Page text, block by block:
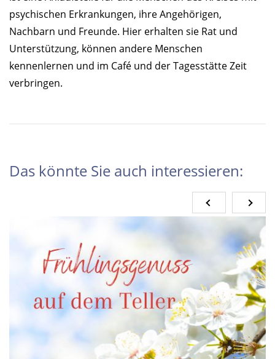
psychischen Erkrankungen, ihre Angehörigen,
Nachbarn und Freunde. Hier erhalten sie Rat und
Unterstützung, können andere Menschen
kennenlernen und im Café und der Tagesstätte Zeit
verbringen.
Das könnte Sie auch interessieren: